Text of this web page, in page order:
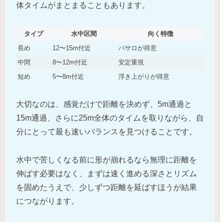
体タイムがまとまることもあります。
タイプ 水中区間
向く特徴
長め
12〜15m付近
バサロが得意
中間
8〜12m付近
安定重視
短め
5〜8m付近 浮き上がりが得意
大切なのは、感覚だけで距離を決めず、5m通過と
15m通過、さらに25m全体のタイムを取りながら、自
分にとって最も速いバランスを見つけることです。
水中で苦しくなる前に形が崩れるなら無理に距離を
伸ばす必要はなく、まずは速く進める深さとリズム
を固めたうえで、少しずつ距離を延ばすほうが結果
につながります。